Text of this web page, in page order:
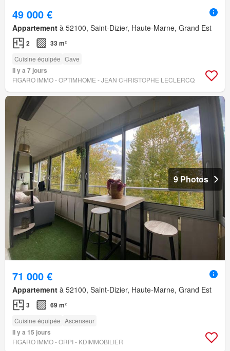
49 000 €
Appartement à 52100, Saint-Dizier, Haute-Marne, Grand Est
2 33 m²
Cuisine équipée Cave
Il y a 7 jours
FIGARO IMMO - OPTIMHOME - JEAN CHRISTOPHE LECLERCQ
9 Photos
71 000 €
Appartement à 52100, Saint-Dizier, Haute-Marne, Grand Est
3 69 m²
Cuisine équipée Ascenseur
Il y a 15 jours
FIGARO IMMO - ORPI - KDIMMOBILIER